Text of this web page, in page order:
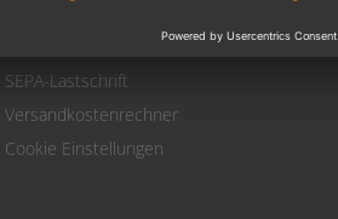
SEPA-Lastschrift
Versandkostenrechner
Cookie Einstellungen